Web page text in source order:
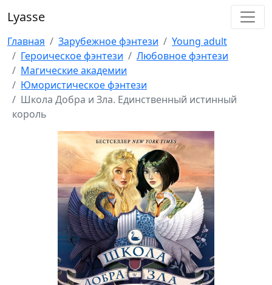
Lyasse
Главная Зарубежное фэнтези
Young adult
Героическое фэнтези
Любовное фэнтези
Магические академии
Юмористическое фэнтези
Школа Добра и Зла. Единственный истинный
король